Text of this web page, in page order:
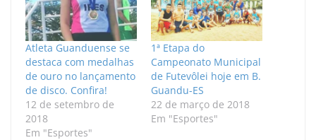
Atleta Guanduense se
destaca com medalhas
de ouro no lançamento
de disco. Confira!
12 de setembro de
2018
Em "Esportes"
1ª Etapa do
Campeonato Municipal
de Futevôlei hoje em B.
Guandu-ES
22 de março de 2018
Em "Esportes"